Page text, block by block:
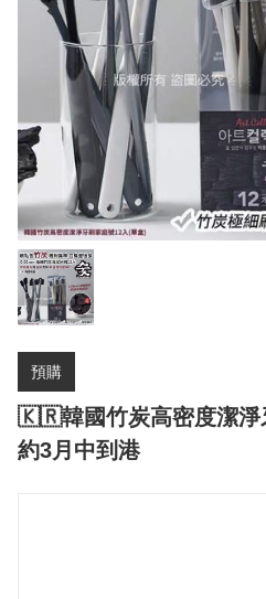
預購
🇰🇷韓國竹炭高密度潔淨
約3月中到港